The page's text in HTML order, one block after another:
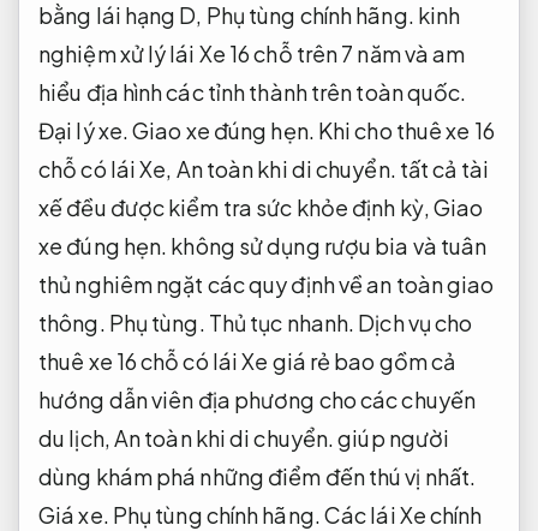
bằng lái hạng D, Phụ tùng chính hãng. kinh
nghiệm xử lý lái Xe 16 chỗ trên 7 năm và am
hiểu địa hình các tỉnh thành trên toàn quốc.
Đại lý xe.Giao xe đúng hẹn. Khi cho thuê xe 16
chỗ có lái Xe, An toàn khi di chuyển. tất cả tài
xế đều được kiểm tra sức khỏe định kỳ,Giao
xe đúng hẹn. không sử dụng rượu bia và tuân
thủ nghiêm ngặt các quy định về an toàn giao
thông. Phụ tùng. Thủ tục nhanh. Dịch vụ cho
thuê xe 16 chỗ có lái Xe giá rẻ bao gồm cả
hướng dẫn viên địa phương cho các chuyến
du lịch,An toàn khi di chuyển.giúp người
dùng khám phá những điểm đến thú vị nhất.
Giá xe. Phụ tùng chính hãng.Các lái Xe chính